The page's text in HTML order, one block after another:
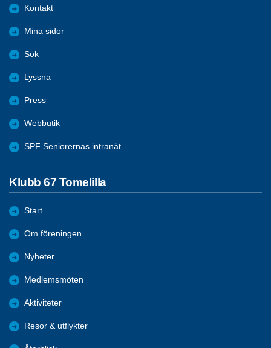
Kontakt
Mina sidor
Sök
Lyssna
Press
Webbutik
SPF Seniorernas intranät
Klubb 67 Tomelilla
Start
Om föreningen
Nyheter
Medlemsmöten
Aktiviteter
Resor & utflykter